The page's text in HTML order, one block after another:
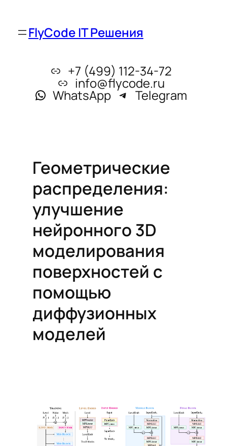
FlyCode IT Решения
+7 (499) 112-34-72
info@flycode.ru
WhatsApp Telegram
Геометрические
распределения:
улучшение
нейронного 3D
моделирования
поверхностей с
помощью
диффузионных
моделей